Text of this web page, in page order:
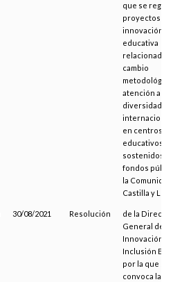
que se regulan
proyectos de
innovación
educativa
relacionados
cambio
metodológico, la
atención a la
diversidad y la
en centros
educativos
sostenidos con
fondos
la Comunidad
Castilla y León
30/08/2021 Resolución
de la Dirección
General de
Innovación e
Inclusión
por la que se
convoca la